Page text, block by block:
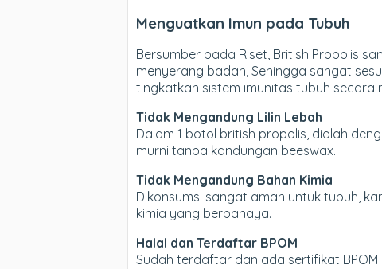
Menguatkan Imun pada Tubuh
Bersumber pada Riset, British Propolis
menyerang badan, Sehingga sangat
tingkatkan sistem imunitas tubuh secara
Tidak Mengandung Lilin Lebah
Dalam 1 botol british propolis, diolah
murni tanpa kandungan beeswax.
Tidak Mengandung Bahan Kimia
Dikonsumsi sangat aman untuk tubuh,
kimia yang berbahaya.
Halal dan Terdaftar BPOM
Sudah terdaftar dan ada sertifikat BPOM